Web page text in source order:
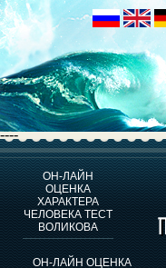
----
ОН-ЛАЙН
ОЦЕНКА
ХАРАКТЕРА
ЧЕЛОВЕКА ТЕСТ
ВОЛИКОВА
ОН-ЛАЙН ОЦЕНКА
ОЦЕНКА